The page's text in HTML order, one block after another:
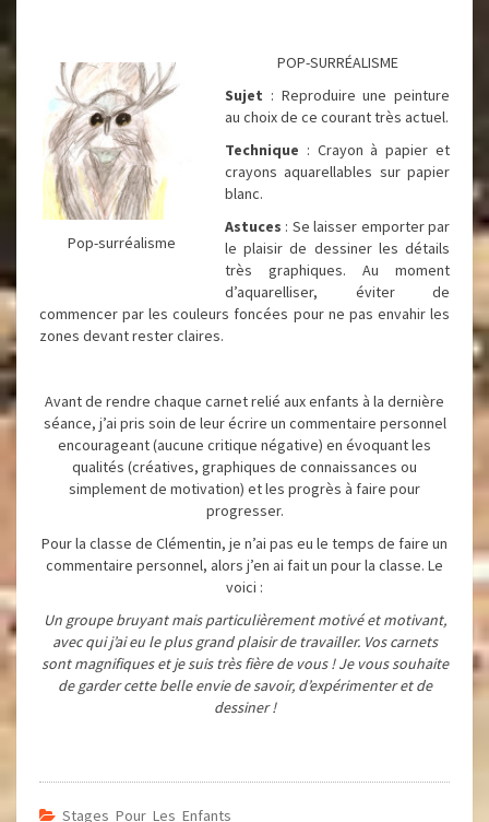
Pop-surréalisme
POP-SURRÉALISME
Sujet : Reproduire une peinture
au choix de ce courant très actuel.
Technique : Crayon à papier et
crayons aquarellables sur papier
blanc.
Astuces : Se laisser emporter par
le plaisir de dessiner les détails
très graphiques. Au moment
d’aquarelliser, éviter de
commencer par les couleurs foncées pour ne pas envahir les
zones devant rester claires.
Avant de rendre chaque carnet relié aux enfants à la dernière
séance, j’ai pris soin de leur écrire un commentaire personnel
encourageant (aucune critique négative) en évoquant les
qualités (créatives, graphiques de connaissances ou
simplement de motivation) et les progrès à faire pour
progresser.
Pour la classe de Clémentin, je n’ai pas eu le temps de faire un
commentaire personnel, alors j’en ai fait un pour la classe. Le
voici :
Un groupe bruyant mais particulièrement motivé et motivant,
avec qui j’ai eu le plus grand plaisir de travailler. Vos carnets
sont magnifiques et je suis très fière de vous ! Je vous souhaite
de garder cette belle envie de savoir, d’expérimenter et de
dessiner !
Stages Pour Les Enfants